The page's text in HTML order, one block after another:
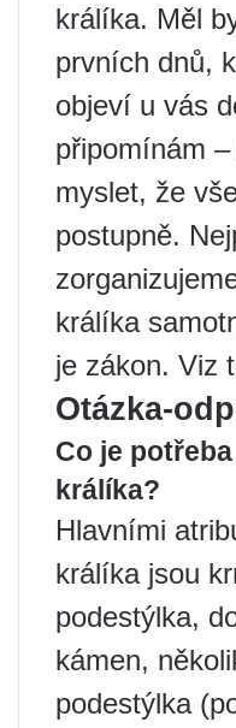
králíka. Měl
prvních dnů,
objeví u vás
připomínám
myslet, že
postupně.
králíka
je zákon. Viz
Otázka-
Co je
králíka?
Hlavními
králíka jsou
podestýlka,
kámen,
podestýlka